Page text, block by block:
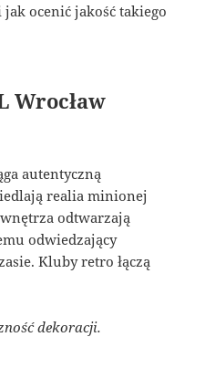
ocenić jakość takiego
Wrocław
autentyczną
realia minionej
odtwarzają
odwiedzający
Kluby retro łączą
dekoracji.